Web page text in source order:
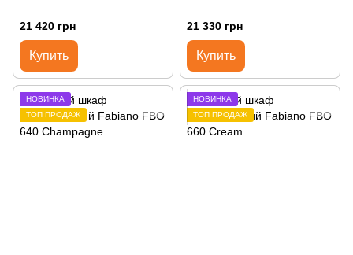
21 420 грн
Купить
21 330 грн
Купить
НОВИНКА
ТОП ПРОДАЖ
НОВИНКА
ТОП ПРОДАЖ